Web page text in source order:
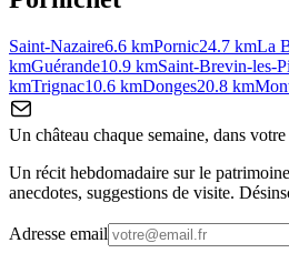
Saint-Nazaire6.6 kmPornic24.7 kmLa
kmGuérande10.9 kmSaint-Brevin-les-
kmTrignac10.6 kmDonges20.8 km
Un château chaque semaine, dans
Un récit hebdomadaire sur le
anecdotes, suggestions de visite.
Adresse email